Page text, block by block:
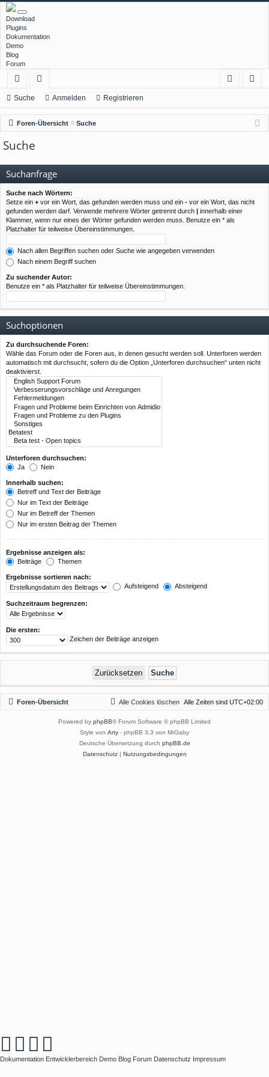
Download
Plugins
Dokumentation
Demo
Blog
Forum
ch
ne
llz
ug
rif
f
en
m
el
ist
rie
Suche Anmelden Registrieren
Foren-Übersicht Suche
Suche
Suchanfrage
Suche nach Wörtern:
Setze ein + vor ein Wort, das gefunden werden muss und ein - vor ein Wort, das nicht
gefunden werden darf. Verwende mehrere Wörter getrennt durch | innerhalb einer
Klammer, wenn nur eines der Wörter gefunden werden muss. Benutze ein * als
Platzhalter für teilweise Übereinstimmungen.
Nach allen Begriffen suchen oder Suche wie angegeben verwenden
Nach einem Begriff suchen
Zu suchender Autor:
Benutze ein * als Platzhalter für teilweise Übereinstimmungen.
Suchoptionen
Zu durchsuchende Foren:
Wähle das Forum oder die Foren aus, in denen gesucht werden soll. Unterforen werden
automatisch mit durchsucht, sofern du die Option „Unterforen durchsuchen“ unten nicht
deaktivierst.
Unterforen durchsuchen:
Ja
Nein
Innerhalb suchen:
Betreff und Text der Beiträge
Nur im Text der Beiträge
Nur im Betreff der Themen
Nur im ersten Beitrag der Themen
Ergebnisse anzeigen als:
Beiträge
Themen
Ergebnisse sortieren nach:
Aufsteigend
Absteigend
Suchzeitraum begrenzen:
Die ersten:
Zeichen der Beiträge anzeigen
Foren-Übersicht Alle Zeiten sind UTC+02:00
Alle Cookies löschen
Powered by phpBB® Forum Software © phpBB Limited
Style von Arty - phpBB 3.3 von MrGaby
Deutsche Übersetzung durch phpBB.de
Datenschutz| Nutzungsbedingungen
Dokumentation Entwicklerbereich Demo Blog Forum Datenschutz Impressum